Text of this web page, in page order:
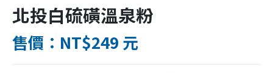
北投白硫磺溫泉粉
售價：NT$249 元